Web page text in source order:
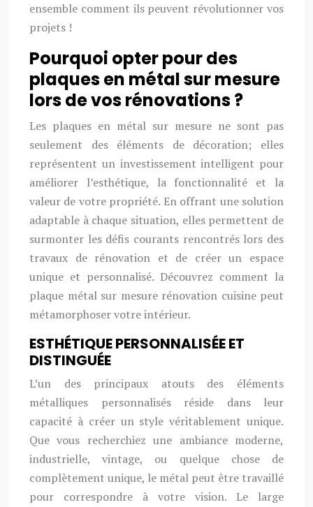
ensemble comment ils peuvent révolutionner vos
projets !
Pourquoi opter pour des
plaques en métal sur mesure
lors de vos rénovations ?
Les plaques en métal sur mesure ne sont pas
seulement des éléments de décoration; elles
représentent un investissement intelligent pour
améliorer l’esthétique, la fonctionnalité et la
valeur de votre propriété. En offrant une solution
adaptable à chaque situation, elles permettent de
surmonter les défis courants rencontrés lors des
travaux de rénovation et de créer un espace
unique et personnalisé. Découvrez comment la
plaque métal sur mesure rénovation cuisine peut
métamorphoser votre intérieur.
ESTHÉTIQUE PERSONNALISÉE ET
DISTINGUÉE
L’un des principaux atouts des éléments
métalliques personnalisés réside dans leur
capacité à créer un style véritablement unique.
Que vous recherchiez une ambiance moderne,
industrielle, vintage, ou quelque chose de
complètement unique, le métal peut être travaillé
pour correspondre à votre vision. Le large